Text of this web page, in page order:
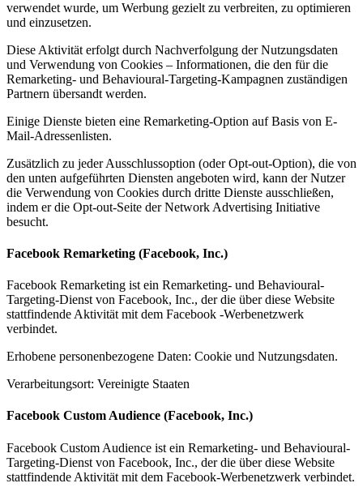
verwendet wurde, um Werbung gezielt zu verbreiten, zu optimieren
und einzusetzen.
Diese Aktivität erfolgt durch Nachverfolgung der Nutzungsdaten
und Verwendung von Cookies – Informationen, die den für die
Remarketing- und Behavioural-Targeting-Kampagnen zuständigen
Partnern übersandt werden.
Einige Dienste bieten eine Remarketing-Option auf Basis von E-
Mail-Adressenlisten.
Zusätzlich zu jeder Ausschlussoption (oder Opt-out-Option), die von
den unten aufgeführten Diensten angeboten wird, kann der Nutzer
die Verwendung von Cookies durch dritte Dienste ausschließen,
indem er die Opt-out-Seite der Network Advertising Initiative
besucht.
Facebook Remarketing (Facebook, Inc.)
Facebook Remarketing ist ein Remarketing- und Behavioural-
Targeting-Dienst von Facebook, Inc., der die über diese Website
stattfindende Aktivität mit dem Facebook -Werbenetzwerk
verbindet.
Erhobene personenbezogene Daten: Cookie und Nutzungsdaten.
Verarbeitungsort: Vereinigte Staaten
Facebook Custom Audience (Facebook, Inc.)
Facebook Custom Audience ist ein Remarketing- und Behavioural-
Targeting-Dienst von Facebook, Inc., der die über diese Website
stattfindende Aktivität mit dem Facebook-Werbenetzwerk verbindet.